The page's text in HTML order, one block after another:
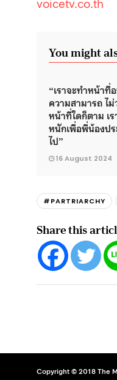
You might
“เราจะทำหน้าที่
ความสามารถ ไม่
หน้าที่ใดก็ตาม เ
หนักเพื่อพี่น้องป
ไป”
16 August 2024
#PARTRIARCHY
Share this
Copyright © 2018 The